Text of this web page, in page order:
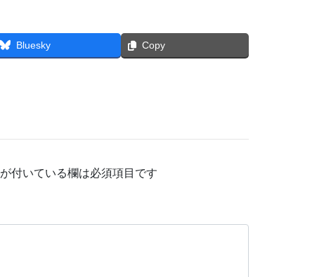
Bluesky Copy
が付いている欄は必須項目です